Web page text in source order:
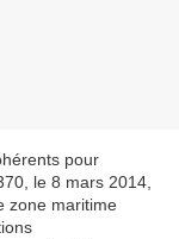
pour
le 8 mars 2014,
zone maritime